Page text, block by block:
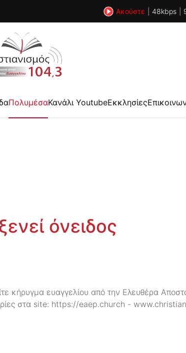
Ακούστε 48kbps
ΠολυμέσαΚανάλι YoutubeΕκκλησίες
όνειδος
κήρυγμα ευαγγελίου από την Ελευθέρα
στα site: https://eaep.church -